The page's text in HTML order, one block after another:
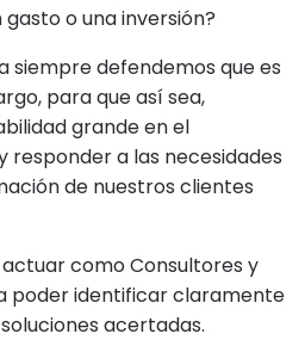
o una inversión?
siempre defendemos que es
para que así sea,
grande en el
a las necesidades
de nuestros clientes
como Consultores y
poder identificar claramente
acertadas.